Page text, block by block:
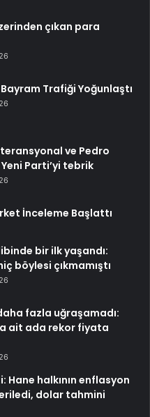
çıkan para
Trafiği Yoğunlaştı
ve Pedro
Parti’yi tebrik
İnceleme Başlattı
bir ilk yaşandı:
böylesi çıkmamıştı
fazla uğraşamadı:
ait ada rekor fiyata
Hane halkının enflasyon
dolar tahmini